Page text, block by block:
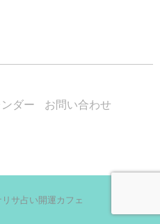
ダー お問い合わせ
サ占い開運カフェ